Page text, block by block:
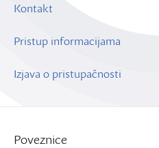
Kontakt
Pristup informacijama
Izjava o pristupačnosti
Poveznice